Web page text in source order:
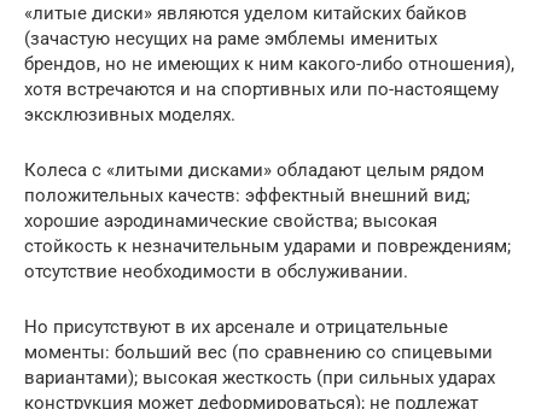
«литые диски» являются уделом китайских байков
(зачастую несущих на раме эмблемы именитых
брендов, но не имеющих к ним какого-либо отношения),
хотя встречаются и на спортивных или по-настоящему
эксклюзивных моделях.
Колеса с «литыми дисками» обладают целым рядом
положительных качеств: эффектный внешний вид;
хорошие аэродинамические свойства; высокая
стойкость к незначительным ударами и повреждениям;
отсутствие необходимости в обслуживании.
Но присутствуют в их арсенале и отрицательные
моменты: больший вес (по сравнению со спицевыми
вариантами); высокая жесткость (при сильных ударах
конструкция может деформироваться); не подлежат